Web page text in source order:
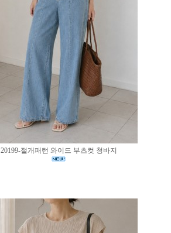
20199-절개패턴 와이드 부츠컷 청바지